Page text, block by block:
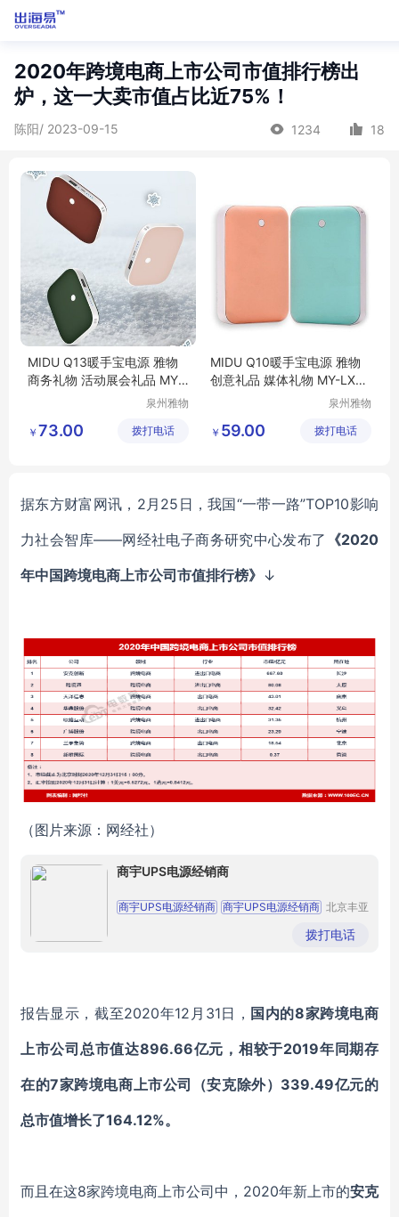
2020年跨境电商上市公司市值排行榜出
炉，这一大卖市值占比近75%！
陈阳/ 2023-09-15 1234 18
MIDU Q13暖手宝电源 雅物
商务礼物 活动展会礼品 MY-
泉州雅物
公司
￥ 73.00 拨打电话
MIDU Q10暖手宝电源 雅物
创意礼品 媒体礼物 MY-LXW
泉州雅物
公司
￥ 59.00 拨打电话
据东方财富网讯， 2月25日，我国“一带一路”TOP10影响
力社会智库——网经社电子商务研究中心发布了 《2020
年中国跨境电商上市公司市值排行榜》 ↓
（图片来源：网经社）
商宇UPS电源经销商
商宇UPS电源经销商 商宇UPS电源经销商 北京丰亚
发展有限
公司
拨打电话
报告显示，截至2020年12月31日， 国内的8家跨境电商
上市公司总市值达896.66亿元，相较于2019年同期存
在的7家跨境电商上市公司（安克除外）339.49亿元的
总市值增长了164.12%。
而且在这8家跨境电商上市公司中，2020年新上市的安克